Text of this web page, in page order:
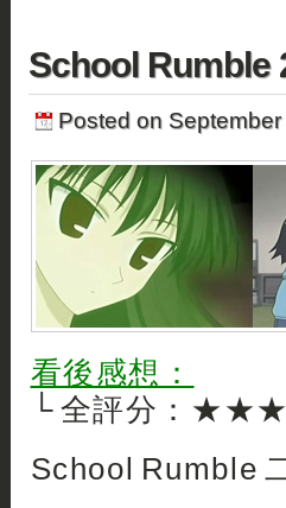
School Rumble
Posted on
看後感想：
└ 全評分：
School Rumble